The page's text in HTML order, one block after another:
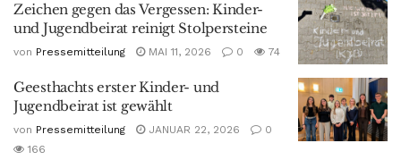
Zeichen gegen das Vergessen: Kinder-
und Jugendbeirat reinigt Stolpersteine
von Pressemitteilung MAI 11, 2026 0 74
Geesthachts erster Kinder- und
Jugendbeirat ist gewählt
von Pressemitteilung JANUAR 22, 2026
0
166